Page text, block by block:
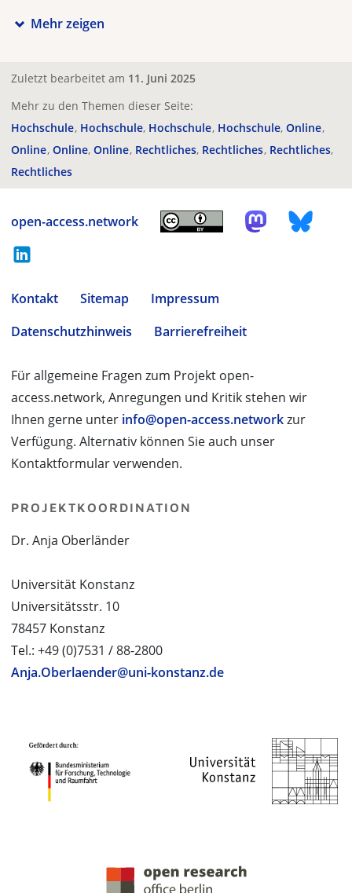
Mehr zeigen
Zuletzt bearbeitet am 11. Juni 2025
Mehr zu den Themen dieser Seite:
Hochschule Hochschule Hochschule Hochschule Online
Online Online Online Rechtliches Rechtliches Rechtliches
Rechtliches
open-access.network
Kontakt Sitemap
Impressum
Datenschutzhinweis
Barrierefreiheit
Für allgemeine Fragen zum Projekt open-
access.network, Anregungen und Kritik stehen wir
Ihnen gerne unter info@open-access.networkzur
Verfügung. Alternativ können Sie auch unser
Kontaktformular verwenden.
PROJEKTKOORDINATION
Dr. Anja Oberländer
Universität Konstanz
Universitätsstr. 10
78457 Konstanz
Tel.: +49 (0)7531 / 88-2800
Anja.Oberlaender@uni-konstanz.de